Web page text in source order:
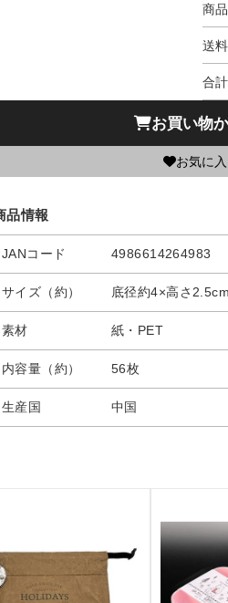
商
送
合
お買い物
お気に
品情報
JANコード 4986614264983
サイズ（約） 底径約4×高さ2.5cm
素材 紙・PET
内容量（約） 56枚
生産国 中国